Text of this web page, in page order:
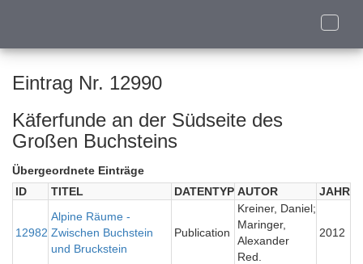
Toggle
Eintrag Nr. 12990
Käferfunde an der Südseite des
Großen Buchsteins
Übergeordnete Einträge
ID
TITEL DATENTYP AUTOR JAHR
12982
Alpine Räume -
Zwischen Buchstein
und Bruckstein
Publication
Kreiner, Daniel;
Maringer,
Alexander
Red.
2012